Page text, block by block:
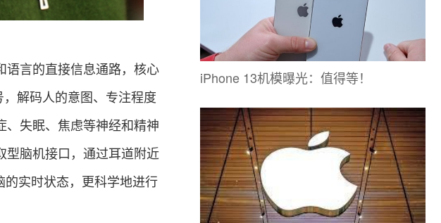
语言的直接信息通路，核心
解码人的意图、专注程度
、失眠、焦虑等神经和精神
型脑机接口，通过耳道附近
的实时状态，更科学地进行
iPhone 13机模曝光：值得等！